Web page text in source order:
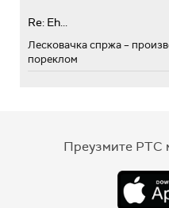
Re: Eh...
Лесковачка спржа –
пореклом
Преузмите РТС